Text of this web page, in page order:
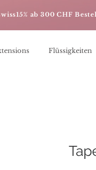
ab 300 CHF
Flüssigkeiten